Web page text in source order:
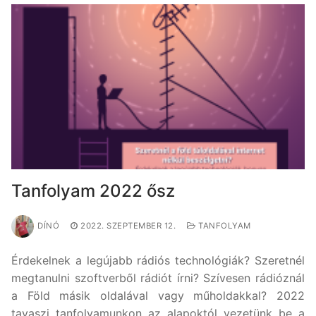
Tanfolyam 2022 ősz
DÍNÓ 2022. SZEPTEMBER 12. TANFOLYAM
Érdekelnek a legújabb rádiós technológiák? Szeretnél
megtanulni szoftverből rádiót írni? Szívesen rádióznál
a Föld másik oldalával vagy műholdakkal? 2022
tavaszi tanfolyamunkon az alapoktól vezetünk be a